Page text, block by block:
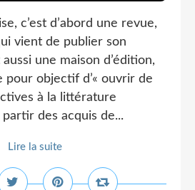
c’est d’abord une revue,
vient de publier son
une maison d’édition,
pour objectif d’« ouvrir de
à la littérature
des acquis de...
Lire la suite